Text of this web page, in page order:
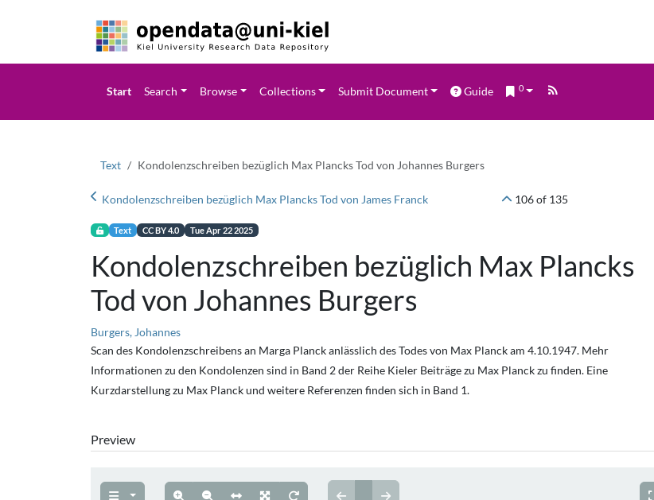
Start Search Browse Collections Submit Document Guide 0
Text Kondolenzschreiben bezüglich Max Plancks Tod von Johannes Burgers
Kondolenzschreiben bezüglich Max Plancks Tod von James Franck 106 of 135
Text CC BY 4.0 Tue Apr 22 2025
Kondolenzschreiben bezüglich Max Plancks
Tod von Johannes Burgers
Burgers, Johannes
Scan des Kondolenzschreibens an Marga Planck anlässlich des Todes von Max Planck am 4.10.1947. Mehr
Informationen zu den Kondolenzen sind in Band 2 der Reihe Kieler Beiträge zu Max Planck zu finden. Eine
Kurzdarstellung zu Max Planck und weitere Referenzen finden sich in Band 1.
Preview